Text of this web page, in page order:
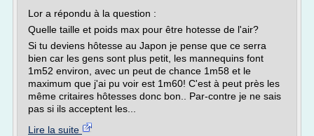
Lor a répondu à la question :
Quelle taille et poids max pour être hotesse de l'air?
Si tu deviens hôtesse au Japon je pense que ce serra
bien car les gens sont plus petit, les mannequins font
1m52 environ, avec un peut de chance 1m58 et le
maximum que j'ai pu voir est 1m60! C'est à peut près les
même critaires hôtesses donc bon.. Par-contre je ne sais
pas si ils acceptent les...
Lire la suite